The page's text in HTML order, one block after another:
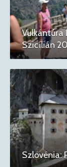
Vulkántúra
Szicílián
Szlovénia: